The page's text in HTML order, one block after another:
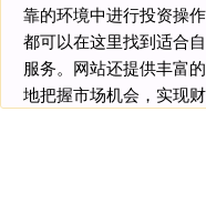
靠的环境中进行投资操
都可以在这里找到适合
服务。网站还提供丰富
地把握市场机会，实现财